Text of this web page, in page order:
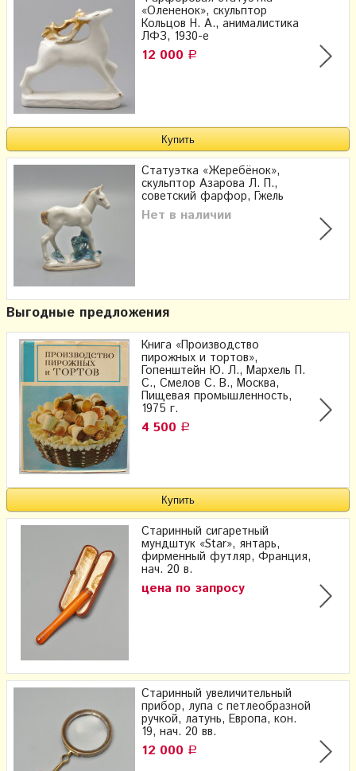
«Олененок», скульптор
Кольцов Н. А., анималистика
ЛФЗ, 1930-е
12 000 Р
Статуэтка «Жеребёнок»,
скульптор Азарова Л. П.,
советский фарфор, Гжель
Нет в наличии
Выгодные предложения
Книга «Производство
пирожных и тортов»,
Гопенштейн Ю. Л., Мархель П.
С., Смелов С. В., Москва,
Пищевая промышленность,
1975 г.
4 500 Р
Старинный сигаретный
мундштук «Star», янтарь,
фирменный футляр, Франция,
нач. 20 в.
цена по запросу
Старинный увеличительный
прибор, лупа с петлеобразной
ручкой, латунь, Европа, кон.
19, нач. 20 вв.
12 000 Р